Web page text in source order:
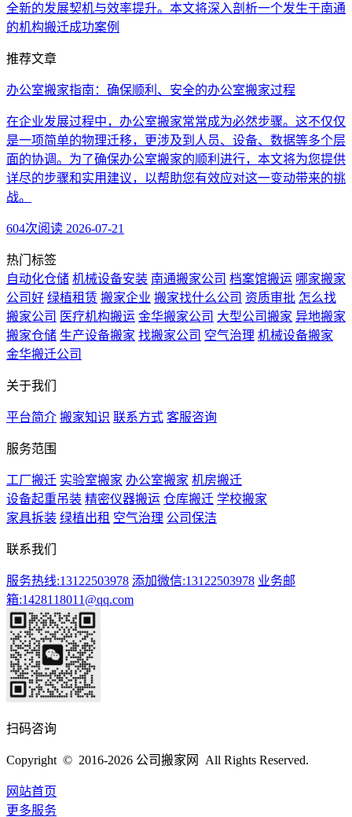
全新的发展契机与效率提升。本文将深入剖析一个发生于南通
的机构搬迁成功案例
推荐文章
办公室搬家指南：确保顺利、安全的办公室搬家过程
在企业发展过程中，办公室搬家常常成为必然步骤。这不仅仅
是一项简单的物理迁移，更涉及到人员、设备、数据等多个层
面的协调。为了确保办公室搬家的顺利进行，本文将为您提供
详尽的步骤和实用建议，以帮助您有效应对这一变动带来的挑
战。
604次阅读 2026-07-21
热门标签
自动化仓储 机械设备安装 南通搬家公司 档案馆搬运 哪家搬家
公司好 绿植租赁 搬家企业 搬家找什么公司 资质审批 怎么找
搬家公司 医疗机构搬运 金华搬家公司 大型公司搬家 异地搬家
搬家仓储 生产设备搬家 找搬家公司 空气治理 机械设备搬家
金华搬迁公司
关于我们
平台简介 搬家知识 联系方式 客服咨询
服务范围
工厂搬迁 实验室搬家 办公室搬家 机房搬迁
设备起重吊装 精密仪器搬运 仓库搬迁 学校搬家
家具拆装 绿植出租 空气治理 公司保洁
联系我们
服务热线:13122503978 添加微信:13122503978 业务邮
箱:1428118011@qq.com
扫码咨询
Copyright © 2016-2026 公司搬家网 All Rights Reserved.
网站首页
更多服务